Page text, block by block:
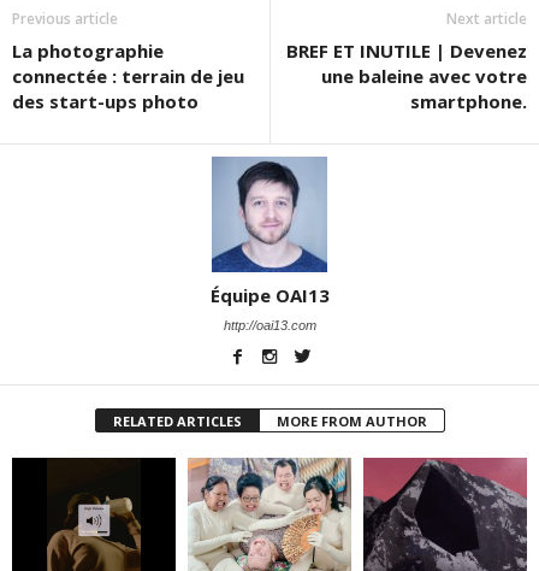
Previous article
La photographie
connectée : terrain de jeu
des start-ups photo
Next article
BREF ET INUTILE | Devenez
une baleine avec votre
smartphone.
Équipe OAI13
http://oai13.com
RELATED ARTICLES MORE FROM AUTHOR